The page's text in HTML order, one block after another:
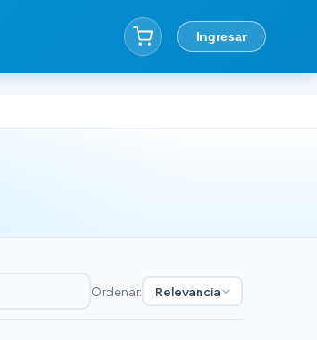
Ingresar
Ordenar: Relevancia